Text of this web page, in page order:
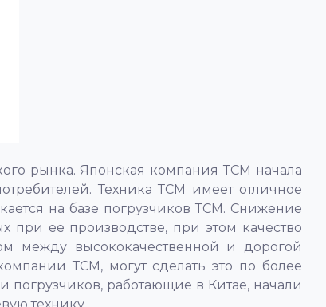
рынка. Японская компания ТСМ начала
Техника ТСМ имеет отличное
на базе погрузчиков ТСМ. Снижение
при ее производстве, при этом качество
между высококачественной и дорогой
ТСМ, могут сделать это по более
работающие в Китае, начали